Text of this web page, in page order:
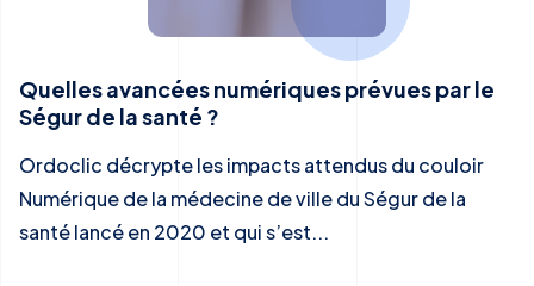
Quelles avancées numériques prévues par le
Ségur de la santé ?
Ordoclic décrypte les impacts attendus du couloir
Numérique de la médecine de ville du Ségur de la
santé lancé en 2020 et qui s’est...